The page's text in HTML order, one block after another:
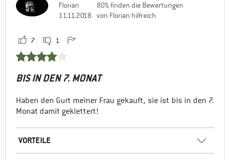
Florian
11.11.2018
80% finden die Bewertungen
von Florian hilfreich
7 1
BIS IN DEN 7. MONAT
Haben den Gurt meiner Frau gekauft, sie ist bis in den 7.
Monat damit geklettert!
VORTEILE